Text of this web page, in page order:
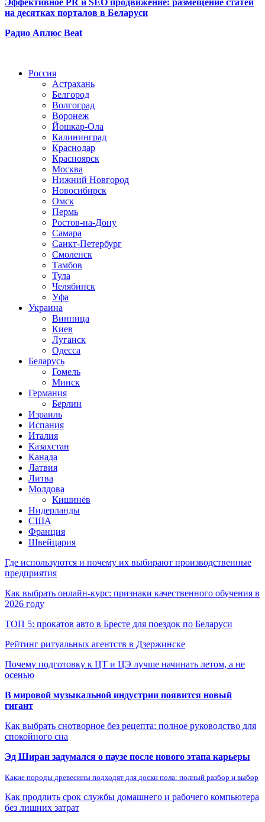
Эффективное PR и SEO продвижение: размещение статей
на десятках порталов в Беларуси
Радио Аплюс Beat
Россия
Астрахань
Белгород
Волгоград
Воронеж
Йошкар-Ола
Калининград
Краснодар
Красноярск
Москва
Нижний Новгород
Новосибирск
Омск
Пермь
Ростов-на-Дону
Самара
Санкт-Петербург
Смоленск
Тамбов
Тула
Челябинск
Уфа
Украина
Винница
Киев
Луганск
Одесса
Беларусь
Гомель
Минск
Германия
Берлин
Израиль
Испания
Италия
Казахстан
Канада
Латвия
Литва
Молдова
Кишинёв
Нидерланды
США
Франция
Швейцария
Где используются и почему их выбирают производственные
предприятия
Как выбрать онлайн-курс: признаки качественного обучения в
2026 году
ТОП 5: прокатов авто в Бресте для поездок по Беларуси
Рейтинг ритуальных агентств в Дзержинске
Почему подготовку к ЦТ и ЦЭ лучше начинать летом, а не
осенью
В мировой музыкальной индустрии появится новый
гигант
Как выбрать снотворное без рецепта: полное руководство для
спокойного сна
Эд Ширан задумался о паузе после нового этапа карьеры
Какие породы древесины подходят для доски пола: полный разбор и выбор
Как продлить срок службы домашнего и рабочего компьютера
без лишних затрат